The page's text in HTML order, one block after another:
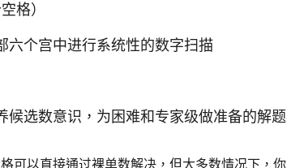
格）
六个宫中进行系统性的数字扫描
候选数意识，为困难和专家级做准备的解
可以直接通过裸单数解决，但大多数情况下，